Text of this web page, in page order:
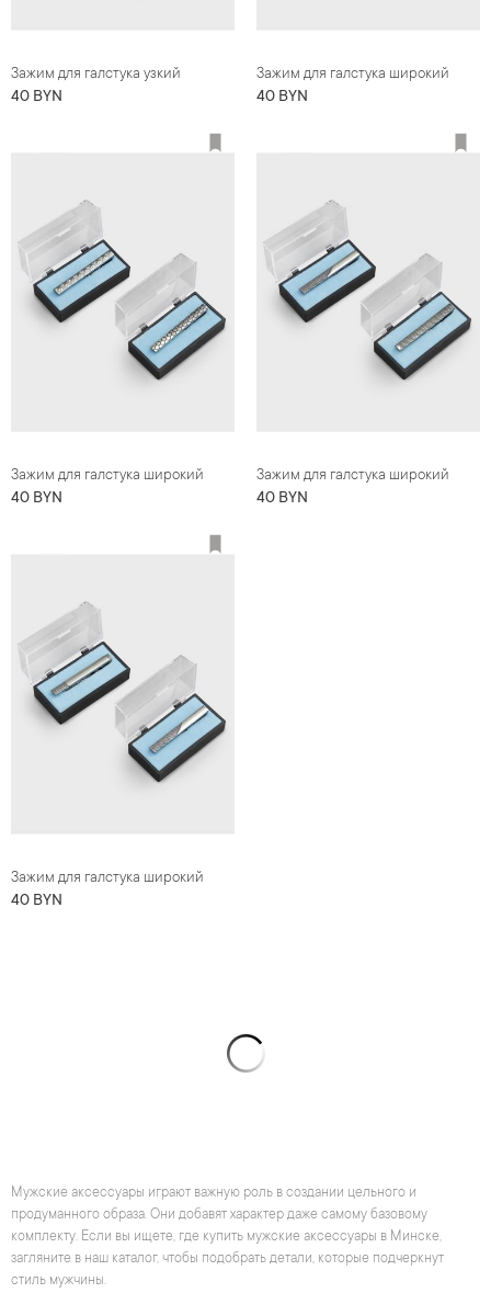
Зажим для галстука узкий
40 BYN
Зажим для галстука широкий
40 BYN
Зажим для галстука широкий
40 BYN
Зажим для галстука широкий
40 BYN
Зажим для галстука широкий
40 BYN
Мужские аксессуары играют важную роль в создании цельного и
продуманного образа. Они добавят характер даже самому базовому
комплекту. Если вы ищете, где купить мужские аксессуары в Минске,
загляните в наш каталог, чтобы подобрать детали, которые подчеркнут
стиль мужчины.